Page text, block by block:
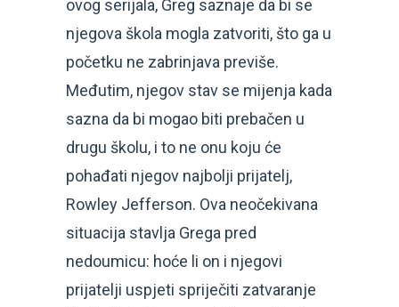
ovog serijala, Greg saznaje da bi se
njegova škola mogla zatvoriti, što ga u
početku ne zabrinjava previše.
Međutim, njegov stav se mijenja kada
sazna da bi mogao biti prebačen u
drugu školu, i to ne onu koju će
pohađati njegov najbolji prijatelj,
Rowley Jefferson. Ova neočekivana
situacija stavlja Grega pred
nedoumicu: hoće li on i njegovi
prijatelji uspjeti spriječiti zatvaranje